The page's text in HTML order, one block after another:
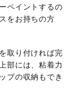
ペイントするの
をお持ちの方
取り付ければ完
部には、粘着力
プの収納もでき